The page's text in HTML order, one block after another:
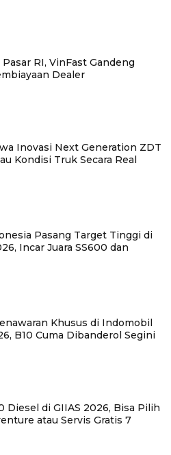
RI, VinFast Gandeng
Dealer
Inovasi Next Generation ZDT
Kondisi Truk Secara Real
Pasang Target Tinggi di
Incar Juara SS600 dan
Khusus di Indomobil
B10 Cuma Dibanderol Segini
Diesel di GIIAS 2026, Bisa Pilih
atau Servis Gratis 7